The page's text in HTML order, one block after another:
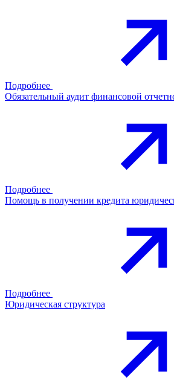
Подробнее
Обязательный аудит финансовой
Подробнее
Помощь в получении кредита
Подробнее
Юридическая структура